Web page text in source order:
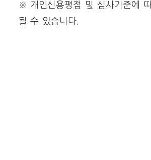
※ 개인신용평점 및 심사기준에
될 수 있습니다.